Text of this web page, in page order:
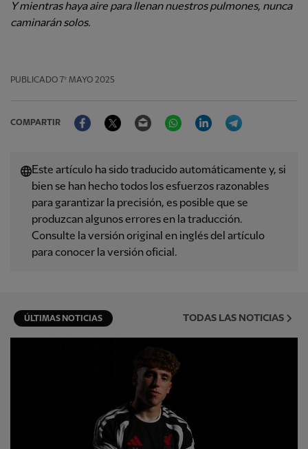
Y mientras haya aire para llenan nuestros pulmones, nunca
caminarán solos.
PUBLICADO 7º MAYO 2025
COMPARTIR
FacebookTwitter Email WhatsAppLinkedIn
Este artículo ha sido traducido automáticamente y, si
bien se han hecho todos los esfuerzos razonables
para garantizar la precisión, es posible que se
produzcan algunos errores en la traducción.
Consulte la versión original en inglés del artículo
para conocer la versión oficial.
ÚLTIMAS NOTICIAS TODAS LAS NOTICIAS